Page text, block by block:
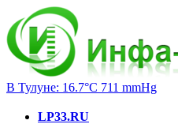
В Тулуне: 16.7°C 711 mmHg
LP33.RU